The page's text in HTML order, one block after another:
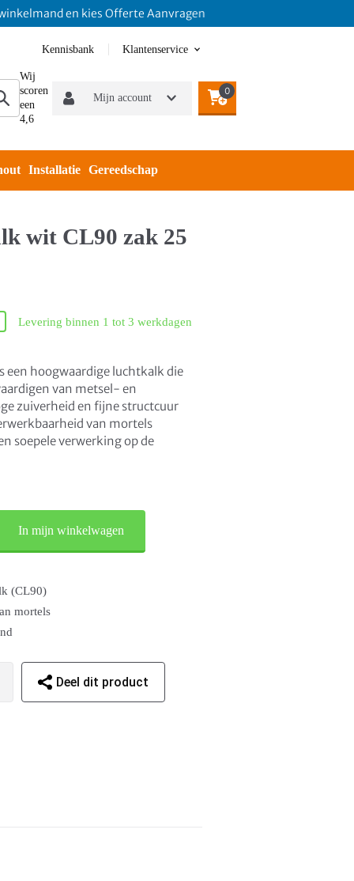
en kies Offerte Aanvragen
Kennisbank Klantenservice
Wij
scoren
een
4,6
Mijn account
0
Installatie Gereedschap
wit CL90 zak 25
Levering binnen 1 tot 3 werkdagen
een hoogwaardige luchtkalk die
van metsel- en
zuiverheid en fijne structcuur
van mortels
soepele verwerking op de
In mijn winkelwagen
(CL90)
mortels
Deel dit product